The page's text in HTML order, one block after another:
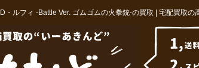
・ルフィ -Battle Ver. ゴムゴムの火拳銃-の買取 | 宅配買取